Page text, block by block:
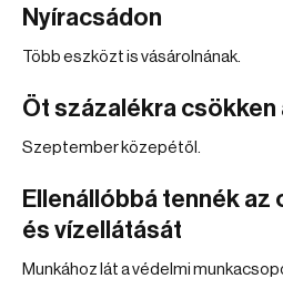
Nyíracsádon
Több eszközt is vásárolnának.
Öt százalékra csökken
Szeptember közepétől.
Ellenállóbbá tennék az
és vízellátását
Munkához lát a védelmi